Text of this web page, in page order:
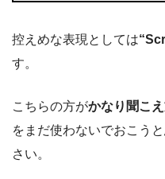
控えめな表現としては
す。
こちらの方がかなり聞こ
をまだ使わないでおこう
さい。